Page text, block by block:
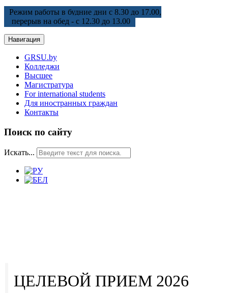
Режим работы в будние дни с 8.30 до 17.00,
перерыв на обед - с 12.30 до 13.00
Навигация
GRSU.by
Колледжи
Высшее
Магистратура
For international students
Для иностранных граждан
Контакты
Поиск по сайту
Искать...
ЦЕЛЕВОЙ ПРИЕМ 2026